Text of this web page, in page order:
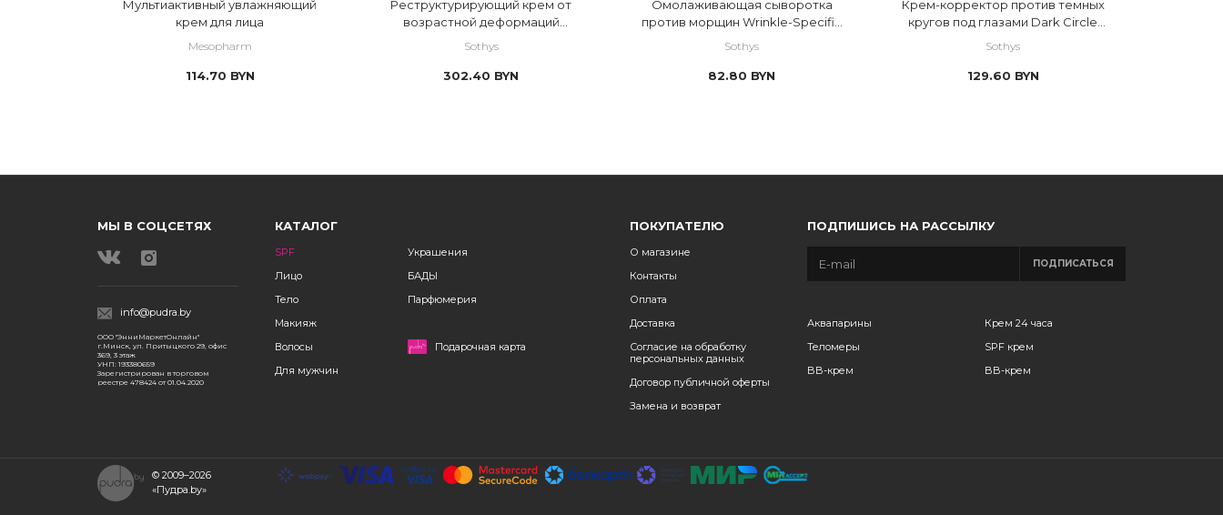
Мультиактивный увлажняющий
крем для лица
Mesopharm
114.70 BYN
Реструктурирующий крем от
возрастной деформаций
Sothys
302.40 BYN
Омолаживающая сыворотка
против морщин Wrinkle-Specific
Sothys
82.80 BYN
Крем-корректор против темных
кругов под глазами Dark Circle
Sothys
129.60 BYN
МЫ В СОЦСЕТЯХ
info@pudra.by
ООО "ЭнниМаркетОнлайн"
г.Минск, ул. Притыцкого 29, офис
369, 3 этаж
УНП: 193380659
Зарегистрирован в торговом
реестре 478424 от 01.04.2020
КАТАЛОГ
SPF
Лицо
Тело
Макияж
Волосы
Для мужчин
Украшения
БАДЫ
Парфюмерия
Подарочная карта
ПОКУПАТЕЛЮ
О магазине
Контакты
Оплата
Доставка
Согласие на обработку
персональных данных
Договор публичной оферты
Замена и возврат
ПОДПИШИСЬ НА РАССЫЛКУ
ПОДПИСАТЬСЯ
Аквапарины
Теломеры
BB-крем
Крем 24 часа
SPF крем
BB-крем
© 2009–2026
«Пудра.by»